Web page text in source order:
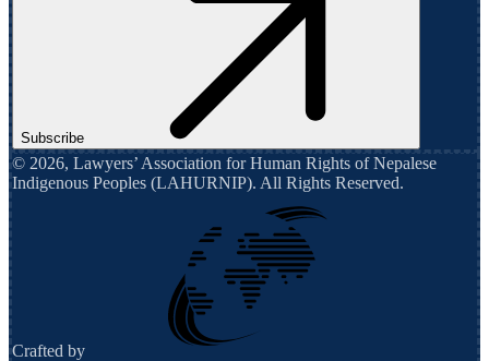
Subscribe
© 2026, Lawyers’ Association for Human Rights of Nepalese
Indigenous Peoples (LAHURNIP). All Rights Reserved.
Crafted by